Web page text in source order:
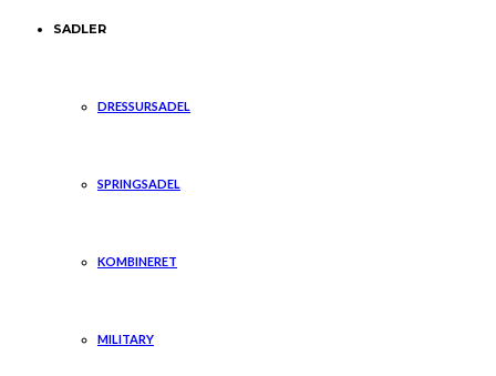
SADLER
DRESSURSADEL
SPRINGSADEL
KOMBINERET
MILITARY